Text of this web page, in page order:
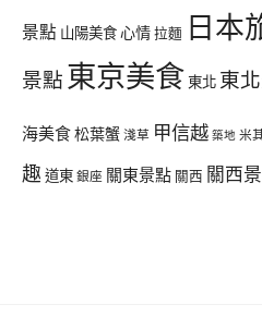
景點 山陽美食心情拉麵 日本
景點 東京美食東北 東
海美食松葉蟹淺草 甲信越 築地 米
趣 道東銀座 關東景點 關西 關西